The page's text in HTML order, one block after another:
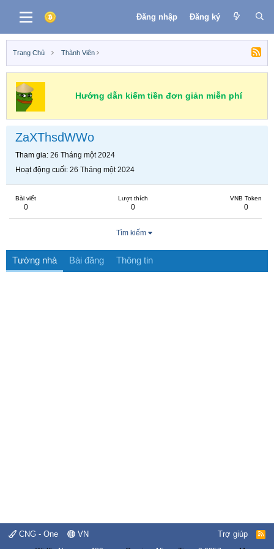
Đăng nhập Đăng ký
Trang Chủ Thành Viên
Hướng dẫn kiếm tiền đơn giản miễn phí
ZaXThsdWWo
Tham gia 26 Tháng một 2024
Hoạt động cuối 26 Tháng một 2024
Bài viết
0
Lượt thích
0
VNB Token
0
Tìm kiếm
Tường nhà Bài đăng Thông tin
CNG - One VN Trợ giúp
R